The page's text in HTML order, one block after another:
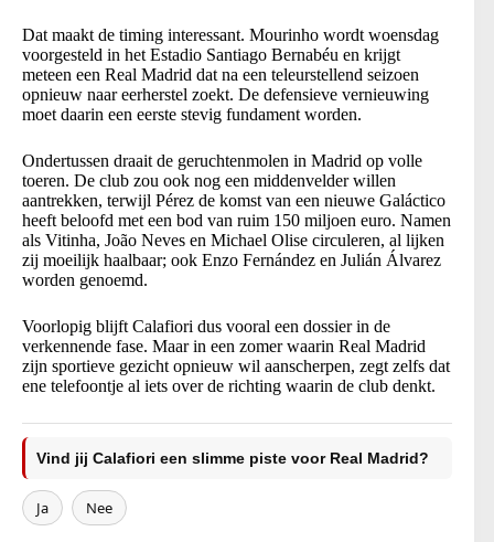
Dat maakt de timing interessant. Mourinho wordt woensdag
voorgesteld in het Estadio Santiago Bernabéu en krijgt
meteen een Real Madrid dat na een teleurstellend seizoen
opnieuw naar eerherstel zoekt. De defensieve vernieuwing
moet daarin een eerste stevig fundament worden.
Ondertussen draait de geruchtenmolen in Madrid op volle
toeren. De club zou ook nog een middenvelder willen
aantrekken, terwijl Pérez de komst van een nieuwe Galáctico
heeft beloofd met een bod van ruim 150 miljoen euro. Namen
als Vitinha, João Neves en Michael Olise circuleren, al lijken
zij moeilijk haalbaar; ook Enzo Fernández en Julián Álvarez
worden genoemd.
Voorlopig blijft Calafiori dus vooral een dossier in de
verkennende fase. Maar in een zomer waarin Real Madrid
zijn sportieve gezicht opnieuw wil aanscherpen, zegt zelfs dat
ene telefoontje al iets over de richting waarin de club denkt.
Vind jij Calafiori een slimme piste voor Real Madrid?
Ja Nee